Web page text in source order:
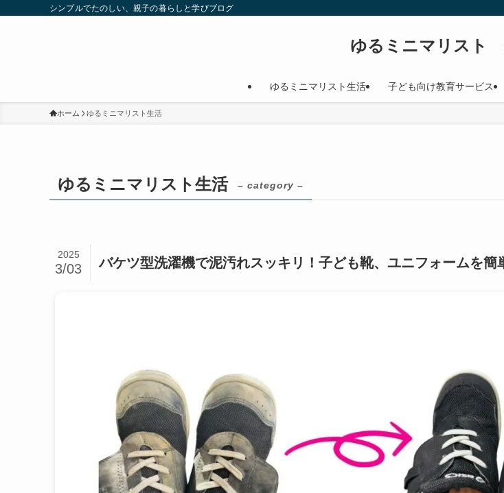
シンプルでたのしい、親子の暮らしと学びブログ
ゆるミニマリスト
ゆるミニマリスト生活 子ども向け教育サービス
ホーム ゆるミニマリスト生活
ゆるミニマリスト生活 – category –
バケツ型洗濯機で泥汚れスッキリ！子ども靴、ユニフォームを簡
2025
3/03